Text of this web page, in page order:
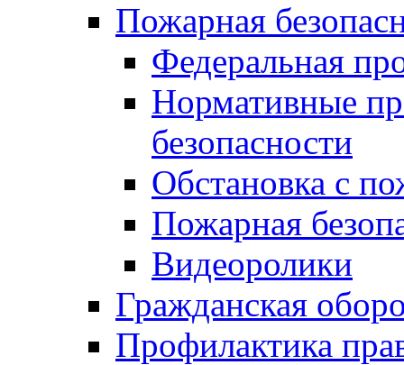
Пожарная
Федеральная
Нормативные
безопасности
Обстановка с
Пожарная
Видеоролики
Гражданская
Профилактика